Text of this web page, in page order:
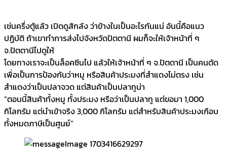
เช่นครึ่งตู้แล้ว เปิดดูสักลัง ว่าข้างในเป็นอะไรกันแน่ อันนี้คือแนว
ปฏิบัติ ถ้าเขาทำการส่งไปจังหวัดปัตตานี ผมก็จะให้เจ้าหน้าที่ ๆ
จ.ปัตตานีไปดูให้
โดยทางเราจะเป็นล็อคซีนไป แล้วให้เจ้าหน้าที่ ๆ จ.ปัตตานี เป็นคนตัด
เพื่อเป็นการป้องกันว่าหมู หรือสินค้าประมงที่สำแดงไม่ตรง เช่น
สำแดงว่าเป็นปลาจวด แต่สินค้าเป็นปลาทูน่า
“ตอนนี้สินค้าทั้งหมู ทั้งประมง หรือว่าเป็นปลาทู แต่ขอมา 1,000
กิโลกรัม แต่นำเข้าจริง 3,000 กิโลกรัม แต่สำหรับสินค้าประมงเกือบ
ทั้งหมดภาษีเป็นศูนย์”